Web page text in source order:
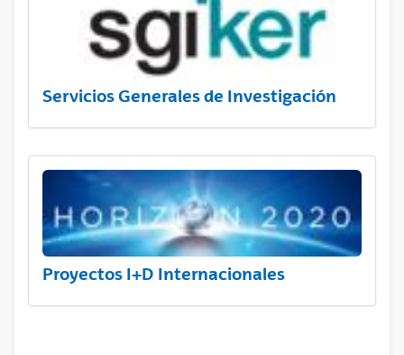
Servicios Generales de Investigación
Proyectos I+D Internacionales